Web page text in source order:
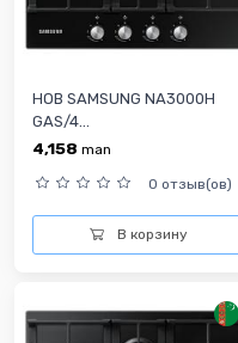
HOB SAMSUNG NA3000H
GAS/4...
4,158 man
0 отзыв(ов)
В корзину